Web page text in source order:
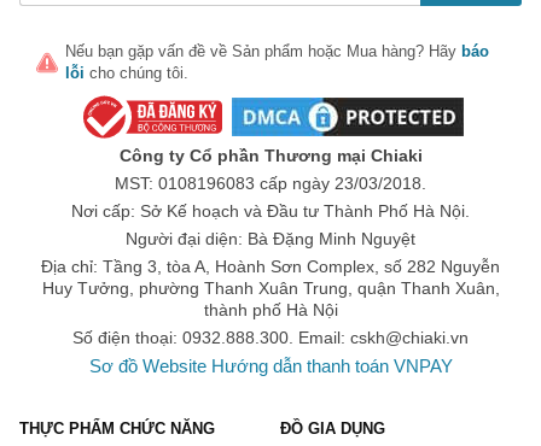
Nếu bạn gặp vấn đề về Sản phẩm hoặc Mua hàng? Hãy báo
lỗi cho chúng tôi.
Công ty Cổ phần Thương mại Chiaki
MST: 0108196083 cấp ngày 23/03/2018.
Nơi cấp: Sở Kế hoạch và Đầu tư Thành Phố Hà Nội.
Người đại diện: Bà Đặng Minh Nguyệt
Địa chỉ: Tầng 3, tòa A, Hoành Sơn Complex, số 282 Nguyễn
Huy Tưởng, phường Thanh Xuân Trung, quận Thanh Xuân,
thành phố Hà Nội
Số điện thoại: 0932.888.300. Email: cskh@chiaki.vn
Sơ đồ Website Hướng dẫn thanh toán VNPAY
THỰC PHẨM CHỨC NĂNG ĐỒ GIA DỤNG